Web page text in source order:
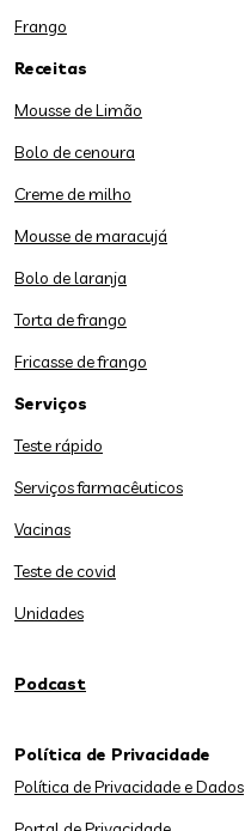
Frango
Receitas
Mousse de Limão
Bolo de cenoura
Creme de milho
Mousse de maracujá
Bolo de laranja
Torta de frango
Fricasse de frango
Serviços
Teste rápido
Serviços farmacêuticos
Vacinas
Teste de covid
Unidades
Podcast
Política de Privacidade
Política de Privacidade e Dados